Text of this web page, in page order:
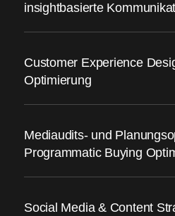
insightbasierte
Customer Experience
Optimierung
Mediaudits- und
Programmatic Buying
Social Media & Content